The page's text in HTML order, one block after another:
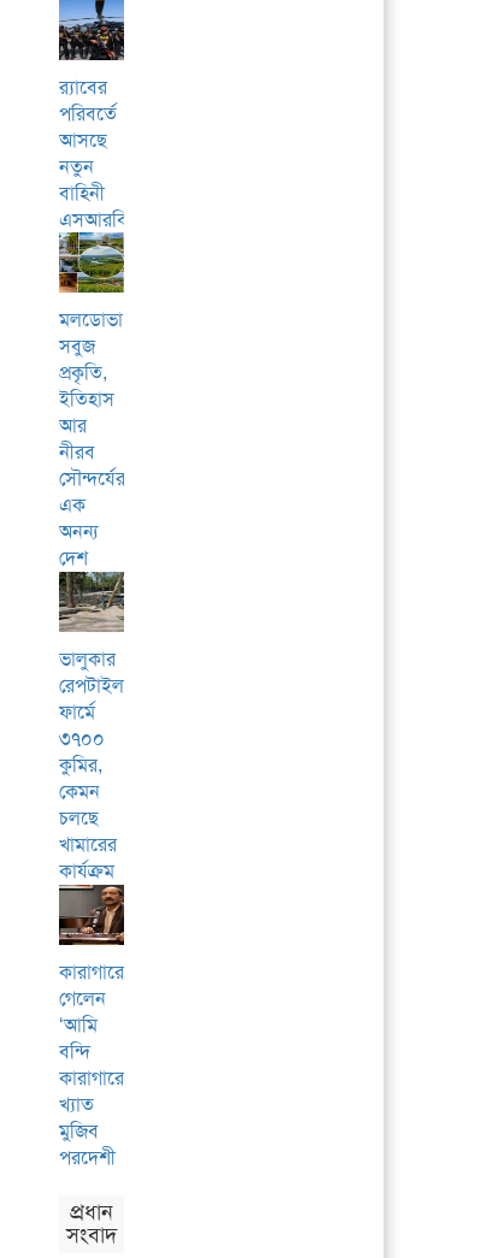
র‌্যাবের
পরিবর্তে
আসছে
নতুন
বাহিনী
এসআরবি
মলডোভা:
সবুজ
প্রকৃতি,
ইতিহাস
আর
নীরব
সৌন্দর্যের
এক
অনন্য
দেশ
ভালুকার
রেপটাইলস
ফার্মে
৩৭০০
কুমির,
কেমন
চলছে
খামারের
কার্যক্রম
কারাগারে
গেলেন
‘আমি
বন্দি
কারাগারে’
খ্যাত
মুজিব
পরদেশী
প্রধান
সংবাদ